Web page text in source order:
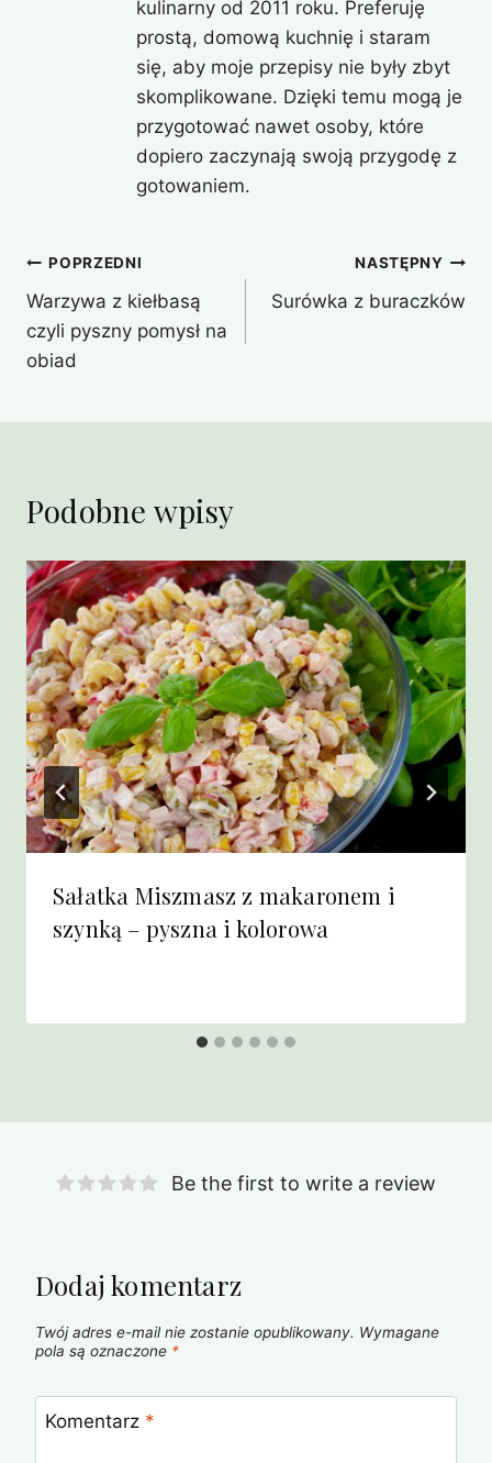
kulinarny od 2011 roku. Preferuję
prostą, domową kuchnię i staram
się, aby moje przepisy nie były zbyt
skomplikowane. Dzięki temu mogą je
przygotować nawet osoby, które
dopiero zaczynają swoją przygodę z
gotowaniem.
Nawigacja
wpisu
POPRZEDNI
Warzywa z kiełbasą
czyli pyszny pomysł na
obiad
NASTĘPNY
Surówka z buraczków
Podobne wpisy
Sałatka Miszmasz z makaronem i
szynką – pyszna i kolorowa
Be the first to write a review
Dodaj komentarz
Twój adres e-mail nie zostanie opublikowany. Wymagane
pola są oznaczone *
Komentarz *